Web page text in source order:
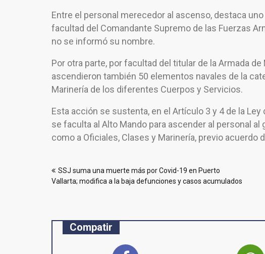
Entre el personal merecedor al ascenso, destaca
facultad del Comandante Supremo de las Fuerzas
no se informó su nombre.
Por otra parte, por facultad del titular de la Armada
ascendieron también 50 elementos navales de la
Marinería de los diferentes Cuerpos y Servicios.
Esta acción se sustenta, en el Artículo 3 y 4 de la
se faculta al Alto Mando para ascender al personal al
como a Oficiales, Clases y Marinería, previo acuerdo
deSSJ suma una muerte más por Covid-19 en Puerto
Vallarta; modifica a la baja defunciones y casos acumulados
Compatir